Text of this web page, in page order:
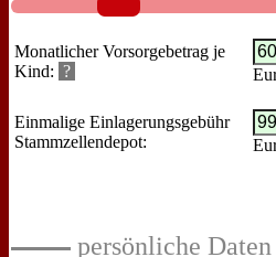
Monatlicher Vorsorgebetrag je
Kind: ?
Einmalige Einlagerungsgebühr
Stammzellendepot: